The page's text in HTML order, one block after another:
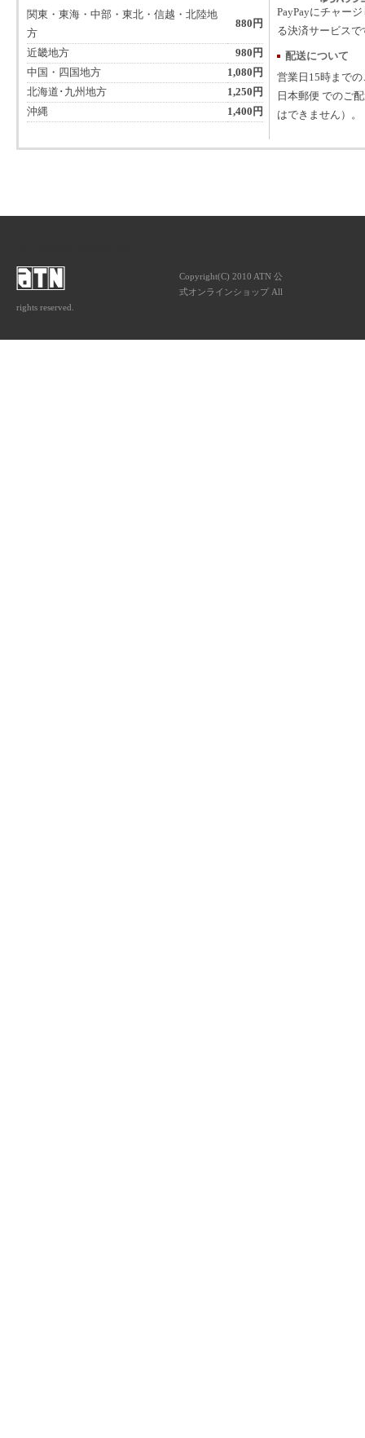
関東・東海・中部・東北・信越・北陸地
方
880円
近畿地方
980円
中国・四国地方
1,080円
北海道･九州地方
1,250円
沖縄
1,400円
PayPayにチャー
る決済サービスで
配送について
営業日15時まで
日本郵便 でのご
はできません）。
Copyright(C) 2010 ATN 公
式オンラインショップ All
rights reserved.